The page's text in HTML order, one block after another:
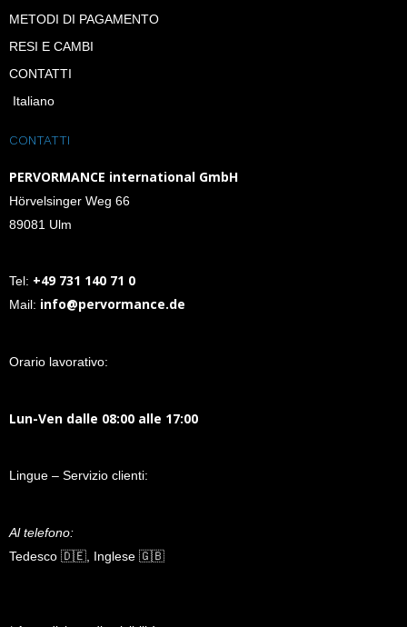
METODI DI PAGAMENTO
RESI E CAMBI
CONTATTI
Italiano
CONTATTI
PERVORMANCE international GmbH
Hörvelsinger Weg 66
89081 Ulm
Tel: +49 731 140 71 0
Mail: info@pervormance.de
Orario lavorativo:
Lun-Ven dalle 08:00 alle 17:00
Lingue – Servizio clienti:
Al telefono:
Tedesco 🇩🇪, Inglese 🇬🇧